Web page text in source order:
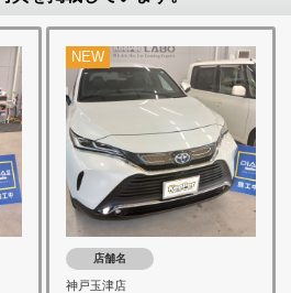
NEW
店舗名
神戸玉津店